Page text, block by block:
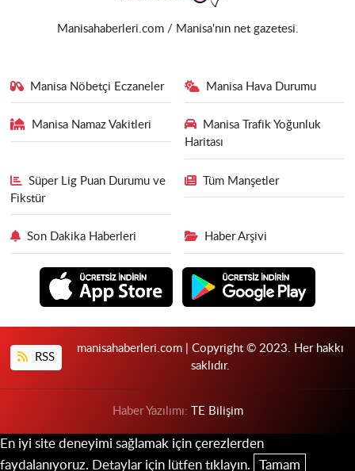
Manisahaberleri.com / Manisa'nın net gazetesi.
Manisa Nöbetçi Eczaneler Manisa Hava Durumu
Manisa Namaz Vakitleri
Manisa Trafik Yoğunluk
Haritası
Süper Lig Puan Durumu ve
Fikstür
Tüm Manşetler
Son Dakika Haberleri Haber Arşivi
RSS
manisahaberleri.com | Copyright © 2023. Her hakkı
saklıdır.
Haber Yazılımı: TE Bilişim
En iyi site deneyimi sağlamak için çerezlerden
faydalanıyoruz. Detaylar için lütfen tıklayın.
Tamam